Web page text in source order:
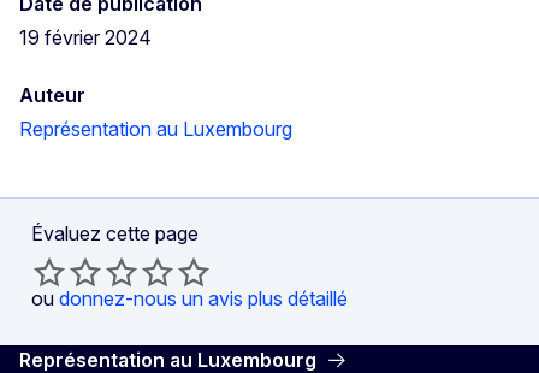
19 février 2024
Auteur
Représentation au Luxembourg
Évaluez cette page
ou donnez-nous un avis plus détaillé
Représentation au Luxembourg